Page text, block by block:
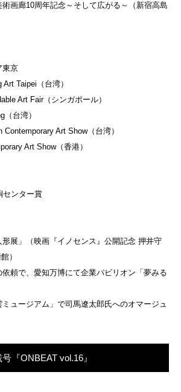
画廊10周年記念～そして広がる～（新宿高島
京
Taipei（台湾）
Art Fair（シンガポール）
台湾）
Art Show（台湾）
Art Show（香港）
ンター賞
展」（映画『イノセンス』公開記念 押井守
）
頼で、愛知万博にて企業パビリオン「夢みる
ュージアム」で司馬遼太郎氏へのオマージュ
『ONBEAT vol.16』